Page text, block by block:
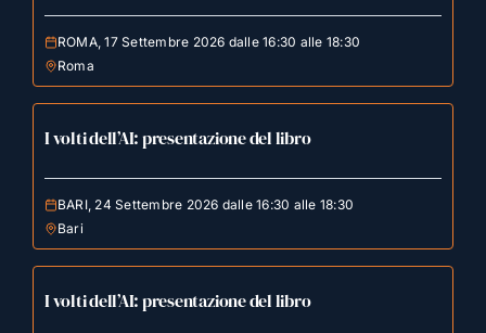
ROMA, 17 Settembre 2026 dalle 16:30 alle 18:30
Roma
I volti dell’AI: presentazione del libro
BARI, 24 Settembre 2026 dalle 16:30 alle 18:30
Bari
I volti dell’AI: presentazione del libro